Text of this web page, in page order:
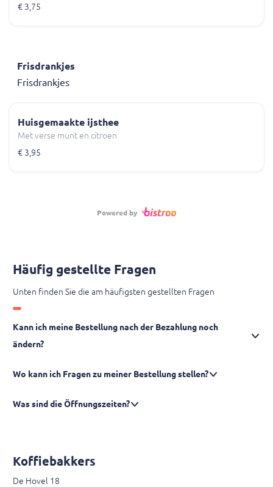
€ 3,75
Frisdrankjes
Frisdrankjes
Huisgemaakte ijsthee
Met verse munt en citroen
€ 3,95
Powered by
Häufig gestellte Fragen
Unten finden Sie die am häufigsten gestellten Fragen
Kann ich meine Bestellung nach der Bezahlung noch
ändern?
Wo kann ich Fragen zu meiner Bestellung stellen?
Was sind die Öffnungszeiten?
Koffiebakkers
De Hovel 18